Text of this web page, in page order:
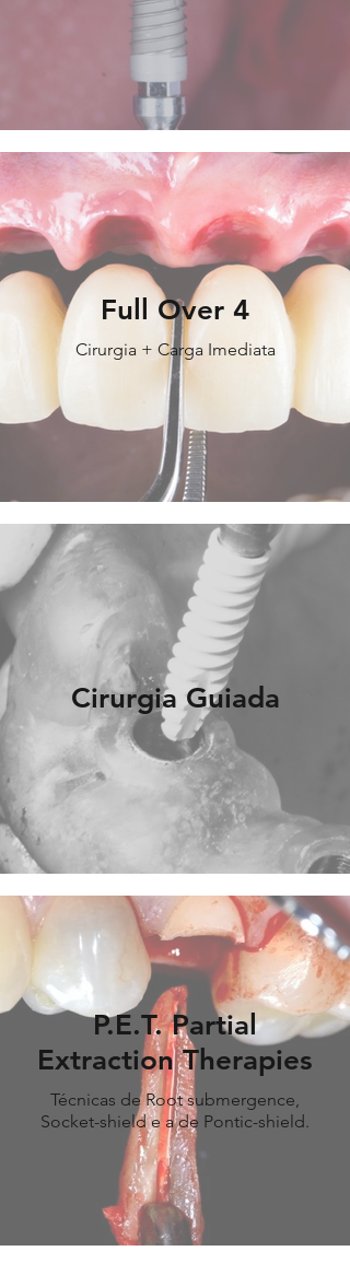
Full Over 4
Cirurgia + Carga Imediata
Cirurgia Guiada
P.E.T. Partial
Extraction Therapies
Técnicas de Root submergence,
Socket-shield e a de Pontic-shield.